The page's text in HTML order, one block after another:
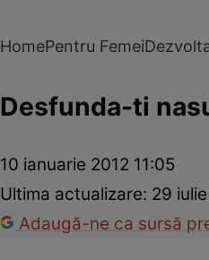
HomePentru Femei
Desfunda-ti
10 ianuarie 2012 11:05
Ultima actualizare: 29
Adaugă-ne ca sursă